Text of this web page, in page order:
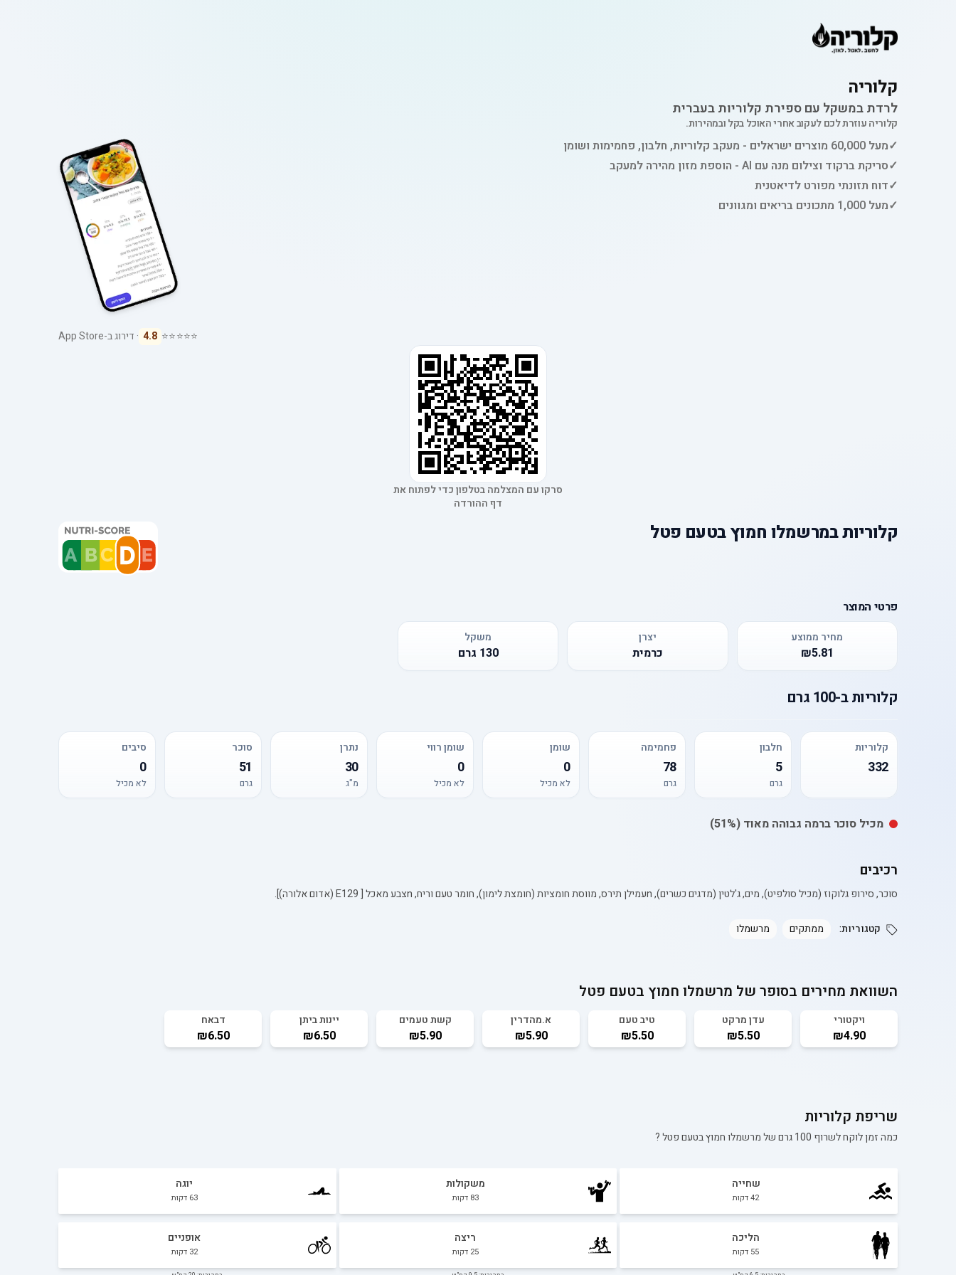
קלוריה
לרדת במשקל עם ספירת קלוריות בעברית
קלוריה עוזרת לכם לעקוב אחרי האוכל בקל ובמהירות.
✓מעל 60,000 מוצרים ישראלים - מעקב קלוריות, חלבון, פחמימות ושומן
✓סריקת ברקוד וצילום מנה עם AI - הוספת מזון מהירה למעקב
✓דוח תזונתי מפורט לדיאטנית
✓מעל 1,000 מתכונים בריאים ומגוונים
⭐⭐⭐⭐⭐
4.8 · דירוג ב-App Store
סרקו עם המצלמה בטלפון כדי לפתוח את
דף ההורדה
קלוריותבמרשמלו חמוץ בטעם פטל
פרטי המוצר
מחיר ממוצע
₪5.81
יצרן
כרמית
משקל
130 גרם
קלוריותב-100 גרם
קלוריות
332
חלבון
5
גרם
פחמימה
78
גרם
שומן
0
לא מכיל
שומן רווי
0
לא מכיל
נתרן
30
מ"ג
סוכר
51
גרם
סיבים
0
לא מכיל
מכיל סוכר ברמה גבוהה מאוד (51%)
רכיבים
סוכר, סירופ גלוקוז (מכיל סולפיט), מים, ג'לטין (מדגים כשרים), nעמילן תירס, מווסת חומציות (חומצת לימון), חומר טעם וריח, nצבע מאכל [ E129 (אדום אלורה)].
קטגוריות: ממתקים מרשמלו
השוואת מחירים בסופר של מרשמלו חמוץ בטעם פטל
ויקטורי
₪4.90
עדן מרקט
₪5.50
טיב טעם
₪5.50
א.מהדרין
₪5.90
קשת טעמים
₪5.90
יינות ביתן
₪6.50
דבאח
₪6.50
שריפת קלוריות
כמה זמן לוקח לשרוף 100 גרם של מרשמלו חמוץ בטעם פטל?
שחייה
42דקות
משקולות
83 דקות
יוגה
63 דקות
הליכה
55 דקות
ריצה
25 דקות
אופניים
32 דקות